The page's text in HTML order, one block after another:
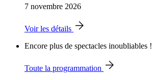
7 novembre 2026
Voir les détails
Encore plus de spectacles inoubliables !
Toute la programmation